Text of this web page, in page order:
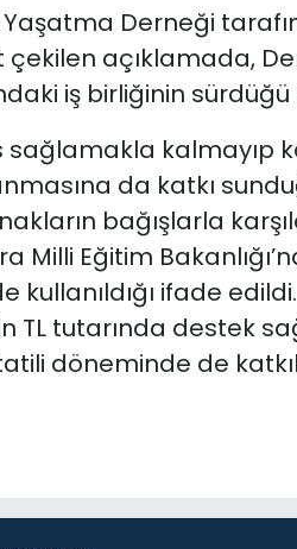
Derneği
çekilen açıklamada,
iş birliğinin sürdüğü
sağlamakla kalmayıp
da katkı
bağışlarla
Milli Eğitim
kullanıldığı ifade
TL tutarında destek
döneminde de